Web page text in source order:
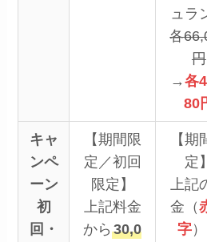
ュラ
各
円
→各
80
キャ
ンペ
ーン
初
回・
【期間限
定／初回
限定】
上記料金
から30,0
【期
定】
上記
金（
字